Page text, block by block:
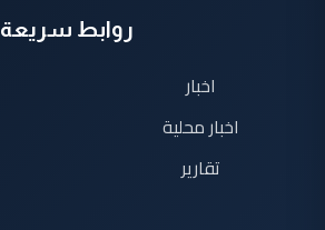
روابط سريعة
اخبار
اخبار محلية
تقارير